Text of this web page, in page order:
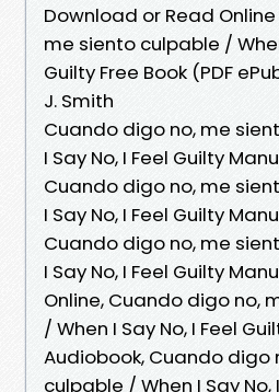
Download or Read
me siento culpable /
Guilty Free Book (PDF
J. Smith
Cuando digo no, me
I Say No, I Feel Guilty
Cuando digo no, me
I Say No, I Feel Guilty
Cuando digo no, me
I Say No, I Feel Guilty
Online, Cuando digo no,
/ When I Say No, I Feel
Audiobook, Cuando digo
culpable / When I Say No,